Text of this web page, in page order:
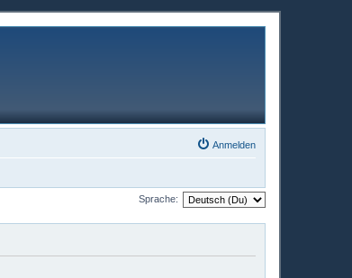
Anmelden
Sprache: